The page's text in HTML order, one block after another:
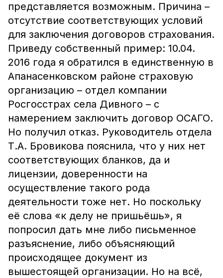
представляется возможным. Причина –
отсутствие соответствующих условий
для заключения договоров страхования.
Приведу собственный пример: 10.04.
2016 года я обратился в единственную в
Апанасенковском районе страховую
организацию – отдел компании
Росгосстрах села Дивного – с
намерением заключить договор ОСАГО.
Но получил отказ. Руководитель отдела
Т.А. Бровикова пояснила, что у них нет
соответствующих бланков, да и
лицензии, доверенности на
осуществление такого рода
деятельности тоже нет. Но поскольку
её слова «к делу не пришьёшь», я
попросил дать мне либо письменное
разъяснение, либо объясняющий
происходящее документ из
вышестоящей организации. Но на всё,